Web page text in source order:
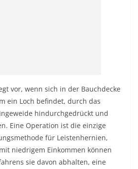
vor, wenn sich in der Bauchdecke
ein Loch befindet, durch das
hindurchgedrückt und
Eine Operation ist die einzige
für Leistenhernien,
niedrigem Einkommen können
sie davon abhalten, eine